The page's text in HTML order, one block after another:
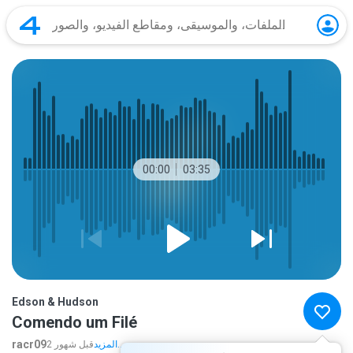
00:00 03:35
Edson & Hudson
Comendo um Filé
racr09 2 قبل شهور المزيد...